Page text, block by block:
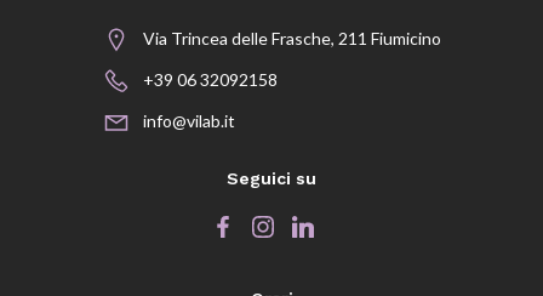
Via Trincea delle Frasche, 211 Fiumicino
+39 06 32092158
info@vilab.it
Seguici su